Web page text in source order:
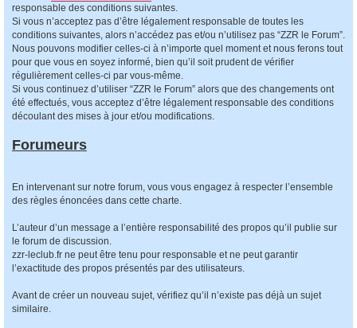
e
responsable des conditions suivantes.
Si vous n’acceptez pas d’être légalement responsable de toutes les
conditions suivantes, alors n’accédez pas et/ou n’utilisez pas “ZZR le Forum”.
Nous pouvons modifier celles-ci à n’importe quel moment et nous ferons tout
pour que vous en soyez informé, bien qu’il soit prudent de vérifier
régulièrement celles-ci par vous-même.
Si vous continuez d’utiliser “ZZR le Forum” alors que des changements ont
été effectués, vous acceptez d’être légalement responsable des conditions
découlant des mises à jour et/ou modifications.
Forumeurs
En intervenant sur notre forum, vous vous engagez à respecter l’ensemble
des règles énoncées dans cette charte.
L’auteur d’un message a l’entière responsabilité des propos qu’il publie sur
le forum de discussion.
zzr-leclub.fr ne peut être tenu pour responsable et ne peut garantir
l’exactitude des propos présentés par des utilisateurs.
Avant de créer un nouveau sujet, vérifiez qu’il n’existe pas déjà un sujet
similaire.